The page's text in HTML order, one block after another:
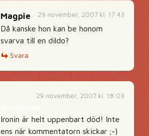
29 november, 2007 kl. 17:43
Magpie
Då kanske hon kan be honom
svarva till en dildo?
Svara
29 november, 2007 kl. 18:03
Ironin är helt uppenbart död! Inte
ens när kommentatorn skickar ;-)